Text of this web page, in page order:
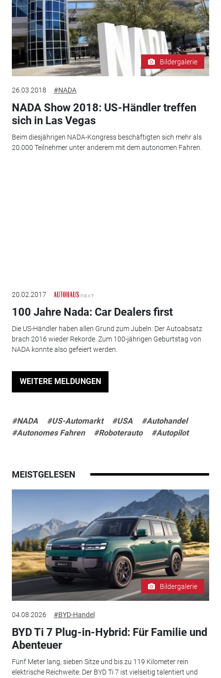
Bildergalerie
26.03.2018 #NADA
NADA Show 2018: US-Händler treffen
sich in Las Vegas
Beim diesjährigen NADA-Kongress beschäftigten sich mehr als
20.000 Teilnehmer unter anderem mit dem autonomen Fahren.
20.02.2017
100 Jahre Nada: Car Dealers first
Die US-Händler haben allen Grund zum Jubeln: Der Autoabsatz
brach 2016 wieder Rekorde. Zum 100-jährigen Geburtstag von
NADA konnte also gefeiert werden.
WEITERE MELDUNGEN
#NADA #US-Automarkt #USA
#Autohandel
#Autonomes Fahren
#Roboterauto #Autopilot
MEISTGELESEN
Bildergalerie
04.08.2026 #BYD-Handel
BYD Ti 7 Plug-in-Hybrid: Für Familie und
Abenteuer
Fünf Meter lang, sieben Sitze und bis zu 119 Kilometer rein
elektrische Reichweite: Der BYD Ti 7 ist vielseitig talentiert und